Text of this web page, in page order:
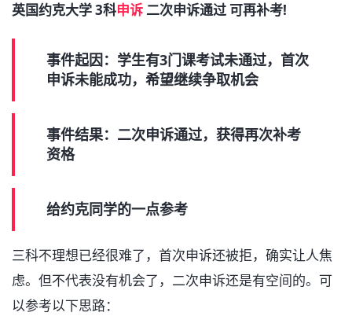
英国约克大学 3科申诉 二次申诉通过 可再补考!
事件起因：学生有3门课考试未通过，首次
申诉未能成功，希望继续争取机会
事件结果：二次申诉通过，获得再次补考
资格
给约克同学的一点参考
三科不理想已经很难了，首次申诉还被拒，确实让人焦
虑。但不代表没有机会了，二次申诉还是有空间的。可
以参考以下思路：